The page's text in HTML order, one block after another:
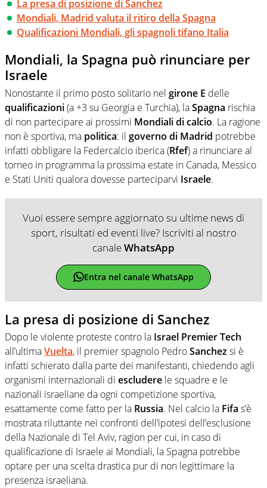
La presa di posizione di Sanchez
Mondiali, Madrid valuta il ritiro della Spagna
Qualificazioni Mondiali, gli spagnoli tifano Italia
Mondiali, la Spagna può rinunciare per
Israele
Nonostante il primo posto solitario nel girone E delle
qualificazioni(a +3 su Georgia e Turchia), laSpagna rischia
di non partecipare ai prossimi Mondiali di calcio. La ragione
non è sportiva, ma politica: il governo di Madrid potrebbe
infatti obbligare la Federcalcio iberica (Rfef) a rinunciare al
torneo in programma la prossima estate in Canada, Messico
e Stati Uniti qualora dovesse parteciparvi Israele.
Vuoi essere sempre aggiornato su ultime news di
sport, risultati ed eventi live? Iscriviti al nostro
canaleWhatsApp
Entra nel canale WhatsApp
La presa di posizione di Sanchez
Dopo le violente proteste contro la Israel Premier Tech
all’ultimaVuelta, il premier spagnolo PedroSanchezsi è
infatti schierato dalla parte dei manifestanti, chiedendo agli
organismi internazionali di escludere le squadre e le
nazionali israeliane da ogni competizione sportiva,
esattamente come fatto per la Russia. Nel calcio la Fifa s’è
mostrata riluttante nei confronti dell’ipotesi dell’esclusione
della Nazionale di Tel Aviv, ragion per cui, in caso di
qualificazione di Israele ai Mondiali, la Spagna potrebbe
optare per una scelta drastica pur di non legittimare la
presenza israeliana.